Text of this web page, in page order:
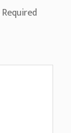
Required